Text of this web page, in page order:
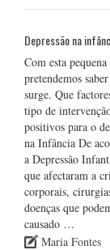
Depressão na
Com esta
pretendemos
surge. Que
tipo de
positivos para o
na Infância De
a Depressão
que afectaram a
corporais,
doenças que
causado …
Maria Fontes